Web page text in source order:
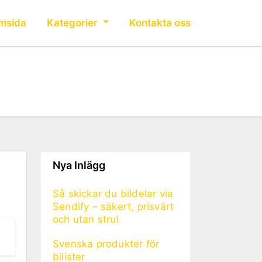
Kategorier Kontakta oss
Nya Inlägg
Så skickar du bildelar via
Sendify – säkert, prisvärt
och utan strul
Svenska produkter för
bilister